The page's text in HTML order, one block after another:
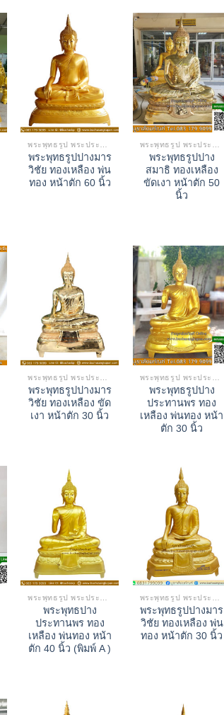
พระพุทธรูปปางมาร
วิชัย ทองเหลือง พ่น
ทอง หน้าตัก 60 นิ้ว
พระพุทธรูปปาง
สมาธิ ทองเหลือง
ขัดเงา หน้าตัก 50
นิ้ว
พระพุทธรูปปางมาร
วิชัย ทองเหลือง ขัด
เงา หน้าตัก 30 นิ้ว
พระพุทธรูปปาง
ประทานพร ทอง
เหลือง พ่นทอง หน้า
ตัก 30 นิ้ว
พระพุทธปาง
ประทานพร ทอง
เหลือง พ่นทอง หน้า
ตัก 40 นิ้ว (พิมพ์ A )
พระพุทธรูปปางมาร
วิชัย ทองเหลือง พ่น
ทอง หน้าตัก 30 นิ้ว